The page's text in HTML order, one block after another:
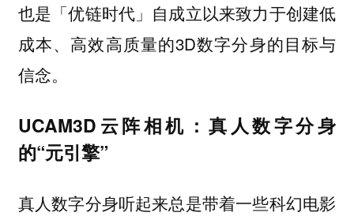
也是「优链时代」自成立以来致力于创建低
成本、高效高质量的3D数字分身的目标与
信念。
UCAM3D云阵相机：真人数字分身
的“元引擎”
真人数字分身听起来总是带着一些科幻电影